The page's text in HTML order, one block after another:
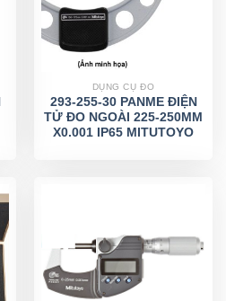
DỤNG CỤ ĐO
293-255-30 PANME ĐIỆN
TỬ ĐO NGOÀI 225-250MM
X0.001 IP65 MITUTOYO